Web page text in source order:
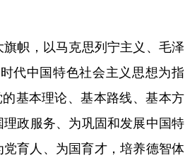
帜，以马克思列宁主义、毛泽
新时代中国特色社会主义思想为指
本理论、基本路线、基本方
理政服务、为巩固和发展中国特
、为国育才，培养德智体